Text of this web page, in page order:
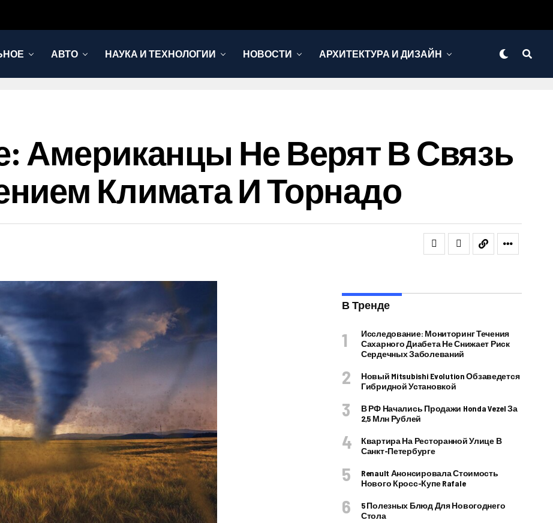
АВТО НАУКА И ТЕХНОЛОГИИ НОВОСТИ АРХИТЕКТУРА И ДИЗАЙН
Американцы Не Верят В Связь
Климата И Торнадо
В Тренде
Исследование: Мониторинг Течения
Сахарного Диабета Не Снижает Риск
Сердечных Заболеваний
Новый Mitsubishi Evolution Обзаведется
Гибридной Установкой
В РФ Начались Продажи Honda Vezel За
2,5 Млн Рублей
Квартира На Ресторанной Улице В
Санкт-Петербурге
Renault Анонсировала Стоимость
Нового Кросс-Купе Rafale
5 Полезных Блюд Для Новогоднего
Стола